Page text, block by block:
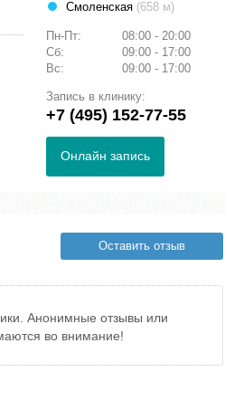
Смоленская (658 м)
Пн-Пт:
08:00 - 20:00
Сб:
09:00 - 17:00
Вс:
09:00 - 17:00
Запись в клинику:
+7 (495) 152-77-55
Онлайн запись
Оставить отзыв
Анонимные отзывы или
во внимание!